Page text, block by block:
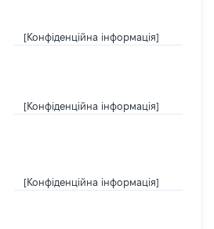
[Конфіденційна інформація]
[Конфіденційна інформація]
[Конфіденційна інформація]